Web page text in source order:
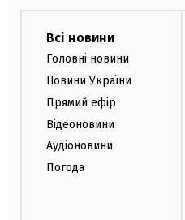
Всі новини
Головні новини
Новини України
Прямий ефір
Відеоновини
Аудіоновини
Погода